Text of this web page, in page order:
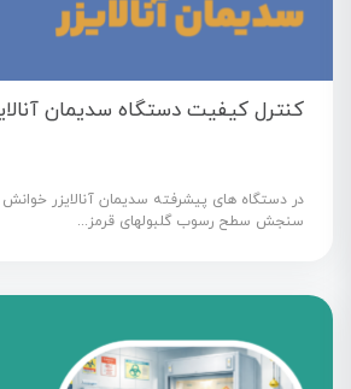
کنترل کیفیت دستگاه سدیمان
در دستگاه های پیشرفته سدیمان آنالایزر
سنجش سطح رسوب گلبولهای قرمز...